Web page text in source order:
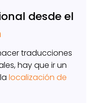
desde el
traducciones
hay que ir un
lalocalización de